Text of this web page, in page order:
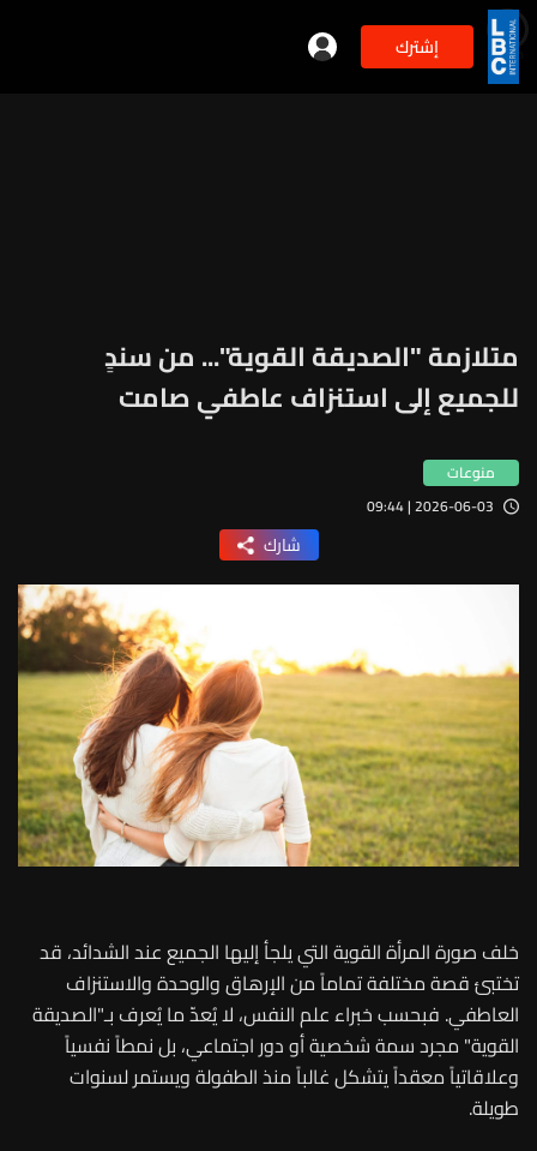
إشترك 5min
متلازمة "الصديقة القوية"... من سندٍ
للجميع إلى استنزاف عاطفي صامت
منوعات
2026-06-03 | 09:44
شارك
خلف صورة المرأة القوية التي يلجأ إليها الجميع عند الشدائد، قد
تختبئ قصة مختلفة تماماً من الإرهاق والوحدة والاستنزاف
العاطفي. فبحسب خبراء علم النفس، لا يُعدّ ما يُعرف بـ"الصديقة
القوية" مجرد سمة شخصية أو دور اجتماعي، بل نمطاً نفسياً
وعلاقاتياً معقداً يتشكل غالباً منذ الطفولة ويستمر لسنوات
طويلة.